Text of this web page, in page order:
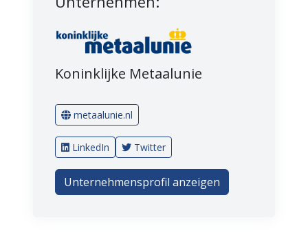
Koninklijke Metaalunie
metaalunie.nl
LinkedIn Twitter
Unternehmensprofil anzeigen